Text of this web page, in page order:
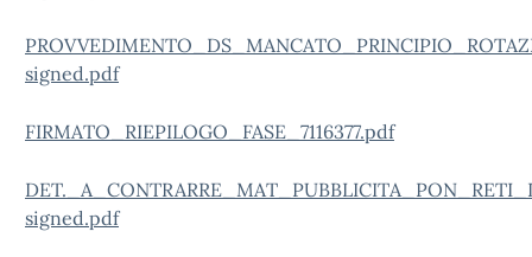
signed.pdf
FIRMATO_RIEPILOGO_FASE_7116377.pdf
signed.pdf